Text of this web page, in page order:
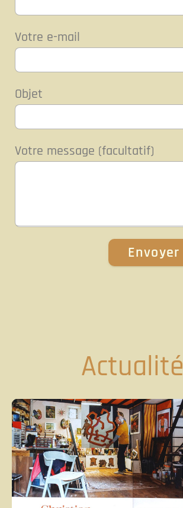
Votre e-mail
Objet
Votre message (facultatif)
Actualité